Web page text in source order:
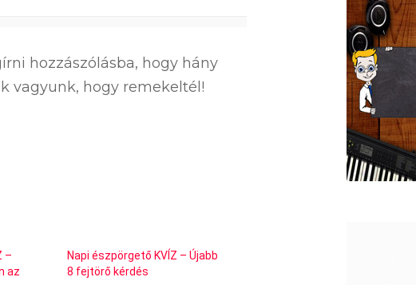
hozzászólásba, hogy hány
vagyunk, hogy remekeltél!
–
az
Napi észpörgető KVÍZ – Újabb
8 fejtörő kérdés